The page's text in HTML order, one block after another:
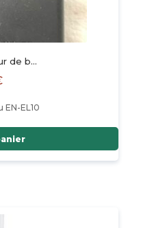
de b…
EN-EL10